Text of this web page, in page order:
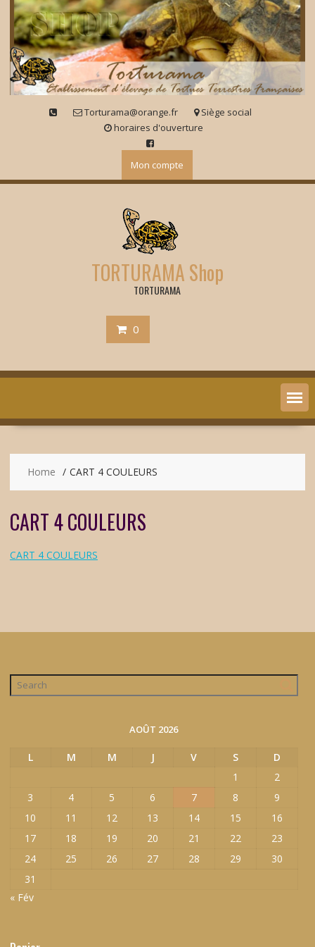
Skip
content
Torturama@orange.fr
Siège social
horaires d'ouverture
Mon compte
TORTURAMA Shop
TORTURAMA
0
Home CART 4 COULEURS
CART 4 COULEURS
CART 4 COULEURS
AOÛT 2026
L M M J V S
D
1
2
3
4 5 6 7 8
9
10
11 12 13 14 15
16
17
18 19 20 21 22
23
24
25 26 27 28 29
30
31
« Fév